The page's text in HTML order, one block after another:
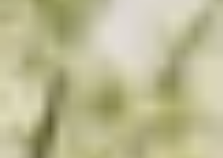
Alle Mitbringsel